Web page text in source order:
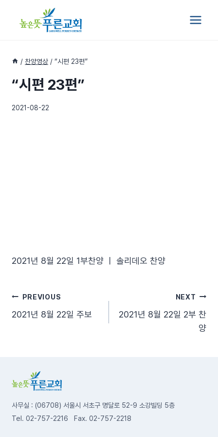
/ 찬양영상 / “시편 23편”
“시편 23편”
2021-08-22
2021년 8월 22일 1부찬양 ㅣ 솔리데오 찬양
글PREVIOUS
2021년 8월 22일 주보
NEXT
2021년 8월 22일 2부 찬
양
사무실 : (06708) 서울시 서초구 명달로 52-9 소강빌딩 5층
Tel. 02-757-2216 Fax. 02-757-2218